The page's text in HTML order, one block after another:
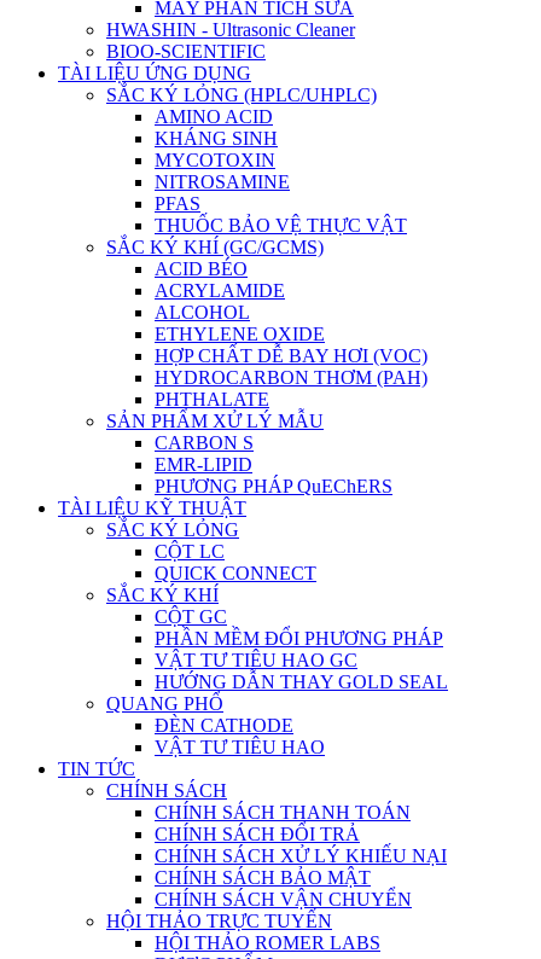
MÁY PHÂN TÍCH SỮA
HWASHIN - Ultrasonic Cleaner
BIOO-SCIENTIFIC
TÀI LIỆU ỨNG DỤNG
SẮC KÝ LỎNG (HPLC/UHPLC)
AMINO ACID
KHÁNG SINH
MYCOTOXIN
NITROSAMINE
PFAS
THUỐC BẢO VỆ THỰC VẬT
SẮC KÝ KHÍ (GC/GCMS)
ACID BÉO
ACRYLAMIDE
ALCOHOL
ETHYLENE OXIDE
HỢP CHẤT DỄ BAY HƠI (VOC)
HYDROCARBON THƠM (PAH)
PHTHALATE
SẢN PHẨM XỬ LÝ MẪU
CARBON S
EMR-LIPID
PHƯƠNG PHÁP QuEChERS
TÀI LIỆU KỸ THUẬT
SẮC KÝ LỎNG
CỘT LC
QUICK CONNECT
SẮC KÝ KHÍ
CỘT GC
PHẦN MỀM ĐỔI PHƯƠNG PHÁP
VẬT TƯ TIÊU HAO GC
HƯỚNG DẪN THAY GOLD SEAL
QUANG PHỔ
ĐÈN CATHODE
VẬT TƯ TIÊU HAO
TIN TỨC
CHÍNH SÁCH
CHÍNH SÁCH THANH TOÁN
CHÍNH SÁCH ĐỔI TRẢ
CHÍNH SÁCH XỬ LÝ KHIẾU NẠI
CHÍNH SÁCH BẢO MẬT
CHÍNH SÁCH VẬN CHUYỂN
HỘI THẢO TRỰC TUYẾN
HỘI THẢO ROMER LABS